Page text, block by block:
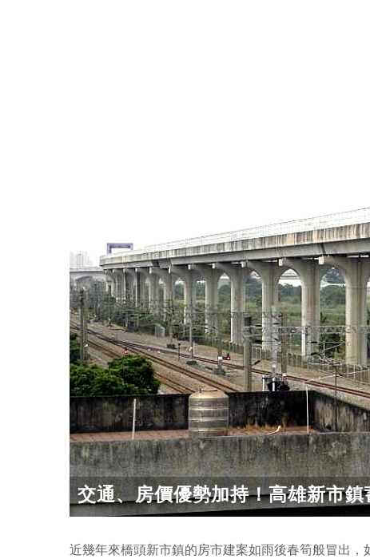
交通、房價優勢加持！高雄新市鎮
近幾年來橋頭新市鎮的房市建案如雨後春筍般冒出